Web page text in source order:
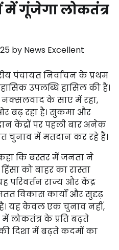
में गूंजेगा लोकतंत्र
by News Excellent
पंचायत निर्वाचन के प्रथम
उपलब्धि हासिल की है।
के साए में रहा,
बढ़ रहा है। सुकमा और
केंद्रों पर पहली बार अनेक
चुनाव में मतदान कर रहे हैं।
कि बस्तर में जनता ने
को बाहर का रास्ता
परिवर्तन राज्य और केंद्र
विकास कार्यों और सुदृढ़
है। यह केवल एक चुनाव नहीं,
में लोकतंत्र के प्रति बढ़ते
दिशा में बढ़ते कदमों का